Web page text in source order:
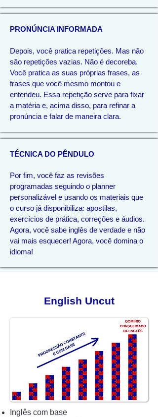
PRONÚNCIA INFORMADA
Depois, você pratica repetições. Mas não
são repetições vazias. Não é decoreba.
Você pratica as suas próprias frases, as
frases que você mesmo montou e
entendeu. Essa repetição serve para fixar
a matéria e, acima disso, para refinar a
pronúncia e falar de maneira clara.
TÉCNICA DO PÊNDULO
Por fim, você faz as revisões
programadas seguindo o planner
personalizável e usando os materiais que
o curso já disponibiliza: apostilas,
exercícios de prática, correções e áudios.
Agora, você sabe inglês de verdade e não
vai mais esquecer! Agora, você domina o
idioma!
English Uncut
Inglês com base